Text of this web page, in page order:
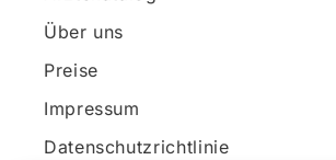
Über uns
Preise
Impressum
Datenschutzrichtlinie